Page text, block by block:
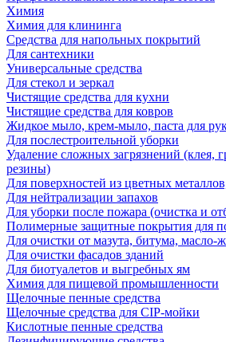
Химия
Химия для клининга
Средства для напольных покрытий
Для сантехники
Универсальные средства
Для стекол и зеркал
Чистящие средства для кухни
Чистящие средства для ковров
Жидкое мыло, крем-мыло, паста для
Для послестроительной уборки
Удаление сложных загрязнений (клея,
резины)
Для поверхностей из цветных
Для нейтрализации запахов
Для уборки после пожара (очистка и
Полимерные защитные покрытия для
Для очистки от мазута, битума, масло-
Для очистки фасадов зданий
Для биотуалетов и выгребных ям
Химия для пищевой промышленности
Щелочные пенные средства
Щелочные средства для CIP-мойки
Кислотные пенные средства